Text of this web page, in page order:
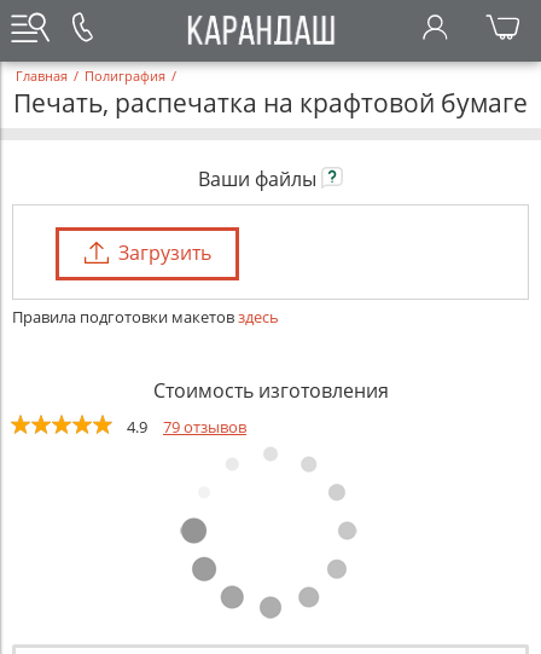
Главная / Полиграфия /
Печать, распечатка на крафтовой бумаге
Ваши файлы
Загрузить
Правила подготовки макетовздесь
Стоимость изготовления
4.9 79 отзывов